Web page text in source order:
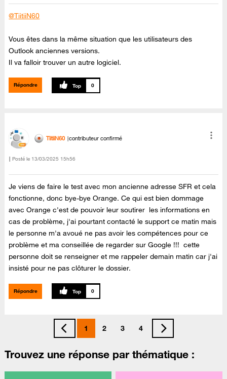
@TiitiiN60
Vous êtes dans la même situation que les utilisateurs des
Outlook anciennes versions.
Il va falloir trouver un autre logiciel.
Répondre 0
TiitiiN60 contributeur confirmé
Posté le ‎13/03/2025 15h56
Je viens de faire le test avec mon ancienne adresse SFR et cela
fonctionne, donc bye-bye Orange. Ce qui est bien dommage
avec Orange c'est de pouvoir leur soutirer les informations en
cas de problème, j'ai pourtant contacté le support ce matin mais
le personne m'a avoué ne pas avoir les compétences pour ce
problème et ma conseillée de regarder sur Google !!! cette
personne doit se renseigner et me rappeler demain matin car j'ai
insisté pour ne pas clôturer le dossier.
Répondre 0
1 2 3 4
Trouvez une réponse par thématique :